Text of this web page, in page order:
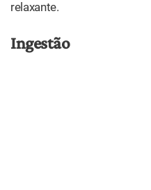
efeito demoradamente e
sujeitos ao metabolismo
significativamente suas